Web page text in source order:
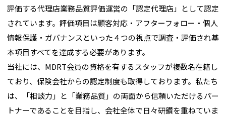
評価する代理店業務品質評価運営の「認定代理店」として認定
されています。評価項目は顧客対応・アフターフォロー・個人
情報保護・ガバナンスといった４つの視点で調査・評価され基
本項目すべてを達成する必要があります。
当社には、MDRT会員の資格を有するスタッフが複数名在籍し
ており、保険会社からの認定制度も取得しております。私たち
は、「相談力」と「業務品質」の両面から信頼いただけるパー
トナーであることを目指し、会社全体で日々研鑽を重ねていま